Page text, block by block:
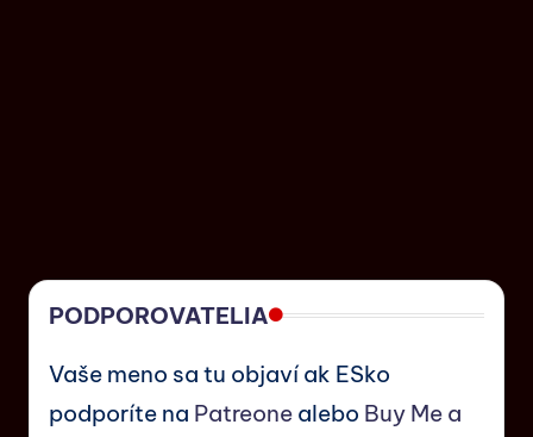
PODPOROVATELIA
Vaše meno sa tu objaví ak ESko
podporíte na Patreone alebo Buy Me a